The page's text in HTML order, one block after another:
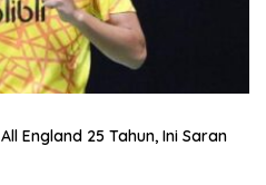
England 25 Tahun, Ini Saran